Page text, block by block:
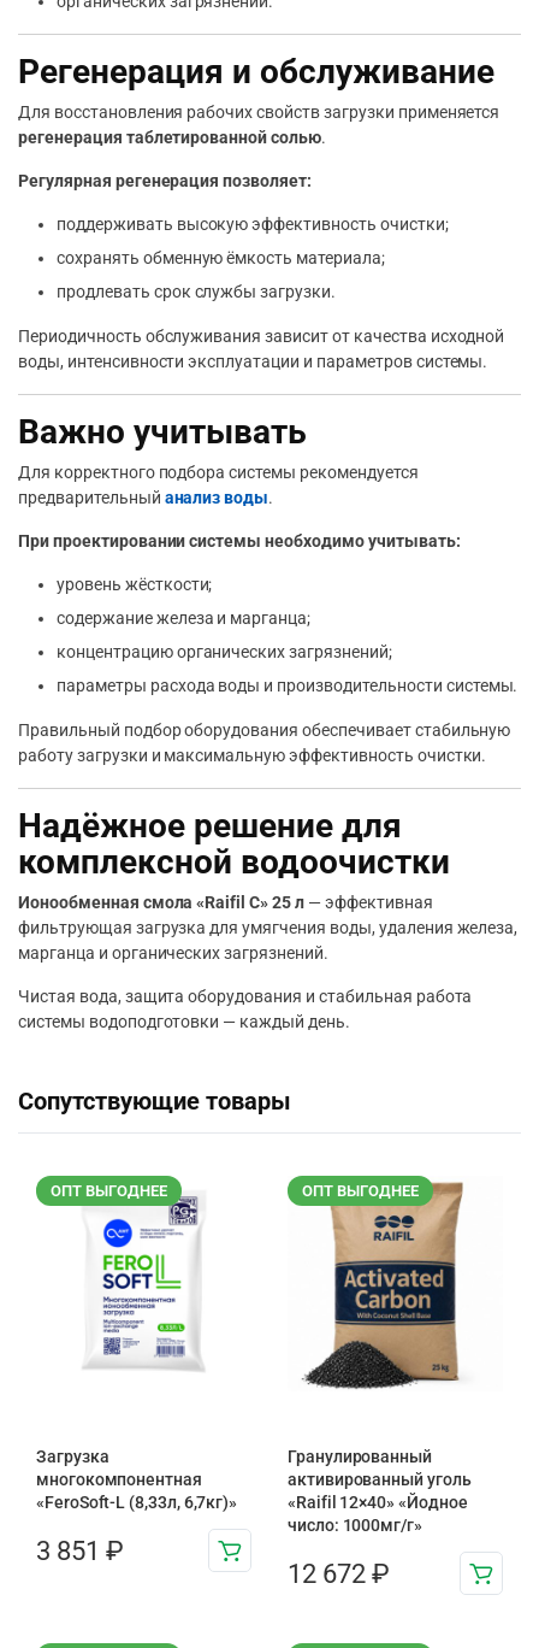
Регенерация и обслуживание
Для восстановления рабочих свойств загрузки применяется
регенерация таблетированной солью.
Регулярная регенерация позволяет:
поддерживать высокую эффективность очистки;
сохранять обменную ёмкость материала;
продлевать срок службы загрузки.
Периодичность обслуживания зависит от качества исходной
воды, интенсивности эксплуатации и параметров системы.
Важно учитывать
Для корректного подбора системы рекомендуется
предварительный анализ воды.
При проектировании системы необходимо учитывать:
уровень жёсткости;
содержание железа и марганца;
концентрацию органических загрязнений;
параметры расхода воды и производительности системы.
Правильный подбор оборудования обеспечивает стабильную
работу загрузки и максимальную эффективность очистки.
Надёжное решение для
комплексной водоочистки
Ионообменная смола «Raifil C» 25 л— эффективная
фильтрующая загрузка для умягчения воды, удаления железа,
марганца и органических загрязнений.
Чистая вода, защита оборудования и стабильная работа
системы водоподготовки — каждый день.
Сопутствующие товары
ОПТ ВЫГОДНЕЕ
Загрузка
многокомпонентная
«FeroSoft-L (8,33л, 6,7кг)»
3 851 ₽
ОПТ ВЫГОДНЕЕ
Гранулированный
активированный уголь
«Raifil 12×40» «Йодное
число: 1000мг/г»
12 672 ₽